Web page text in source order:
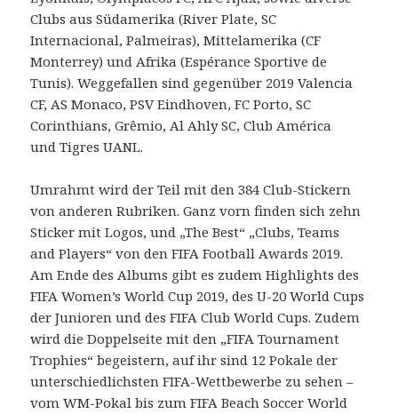
Clubs aus Südamerika (River Plate, SC
Internacional, Palmeiras), Mittelamerika (CF
Monterrey) und Afrika (Espérance Sportive de
Tunis). Weggefallen sind gegenüber 2019 Valencia
CF, AS Monaco, PSV Eindhoven, FC Porto, SC
Corinthians, Grêmio, Al Ahly SC, Club América
und Tigres UANL.
Umrahmt wird der Teil mit den 384 Club-Stickern
von anderen Rubriken. Ganz vorn finden sich zehn
Sticker mit Logos, und „The Best“ „Clubs, Teams
and Players“ von den FIFA Football Awards 2019.
Am Ende des Albums gibt es zudem Highlights des
FIFA Women’s World Cup 2019, des U-20 World Cups
der Junioren und des FIFA Club World Cups. Zudem
wird die Doppelseite mit den „FIFA Tournament
Trophies“ begeistern, auf ihr sind 12 Pokale der
unterschiedlichsten FIFA-Wettbewerbe zu sehen –
vom WM-Pokal bis zum FIFA Beach Soccer World